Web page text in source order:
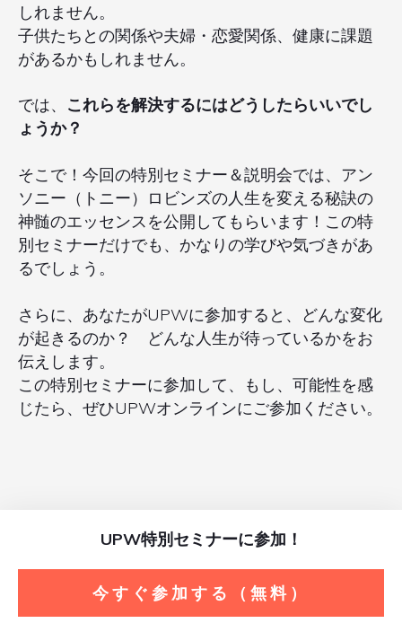
しれません。
子供たちとの関係や夫婦・恋愛関係、健康に課題
があるかもしれません。
では、 これらを解決するにはどうしたらいいでし
ょうか？
そこで！今回の特別セミナー＆説明会では、アン
ソニー（トニー）ロビンズの人生を変える秘訣の
神髄のエッセンスを公開してもらいます！この特
別セミナーだけでも、かなりの学びや気づきがあ
るでしょう。
さらに、あなたがUPWに参加すると、どんな変化
が起きるのか？ どんな人生が待っているかをお
伝えします。
この特別セミナーに参加して、もし、可能性を感
じたら、ぜひUPWオンラインにご参加ください。
UPW特別セミナーに参加！
今すぐ参加する（無料）